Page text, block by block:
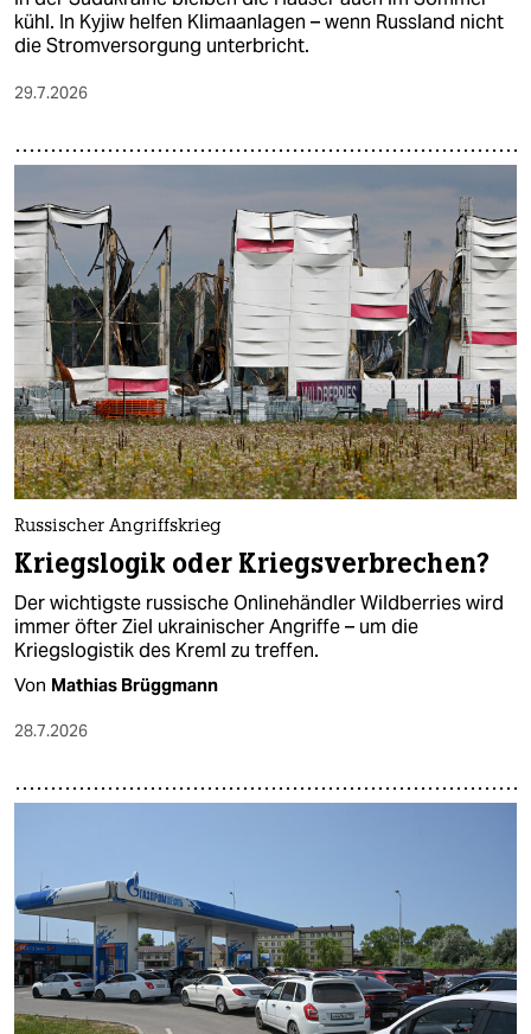
kühl. In Kyjiw helfen Klimaanlagen – wenn Russland nicht
die Stromversorgung unterbricht.
29.7.2026
Russischer Angriffskrieg
Kriegslogik oder Kriegsverbrechen?
Der wichtigste russische Onlinehändler Wildberries wird
immer öfter Ziel ukrainischer Angriffe – um die
Kriegslogistik des Kreml zu treffen.
Von Mathias Brüggmann
28.7.2026